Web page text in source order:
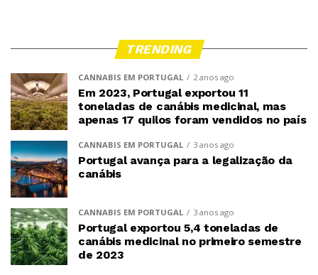
TRENDING
CANNABIS EM PORTUGAL 2 anos ago
Em 2023, Portugal exportou 11
toneladas de canábis medicinal, mas
apenas 17 quilos foram vendidos no país
CANNABIS EM PORTUGAL 3 anos ago
Portugal avança para a legalização da
canábis
CANNABIS EM PORTUGAL 3 anos ago
Portugal exportou 5,4 toneladas de
canábis medicinal no primeiro semestre
de 2023